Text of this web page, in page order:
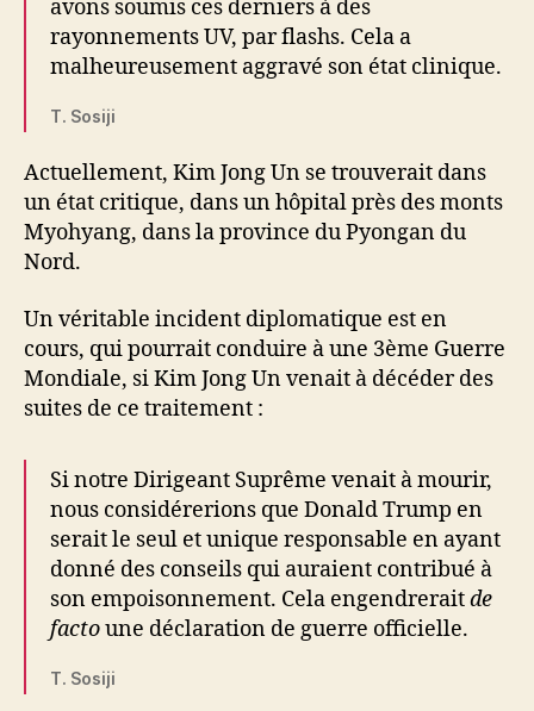
avons soumis ces derniers à des
rayonnements UV, par flashs. Cela a
malheureusement aggravé son état clinique.
T. Sosiji
Actuellement, Kim Jong Un se trouverait dans
un état critique, dans un hôpital près des monts
Myohyang, dans la province du Pyongan du
Nord.
Un véritable incident diplomatique est en
cours, qui pourrait conduire à une 3ème Guerre
Mondiale, si Kim Jong Un venait à décéder des
suites de ce traitement :
Si notre Dirigeant Suprême venait à mourir,
nous considérerions que Donald Trump en
serait le seul et unique responsable en ayant
donné des conseils qui auraient contribué à
son empoisonnement. Cela engendreraitde
factoune déclaration de guerre officielle.
T. Sosiji